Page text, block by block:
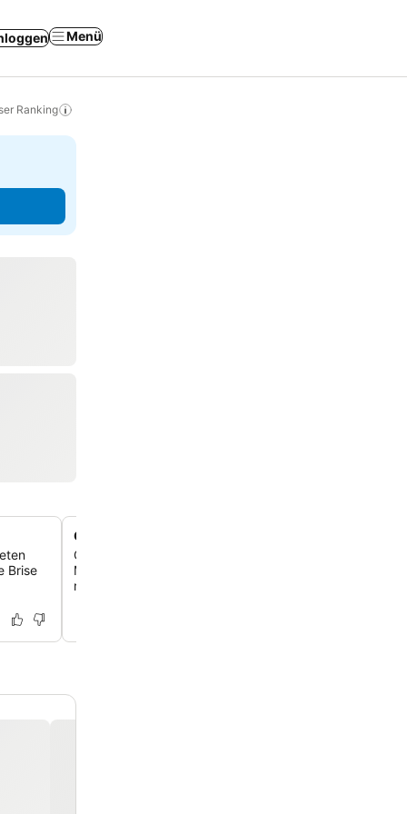
Menü
Ranking
Brise
Gastropub mit regionaler, saisonaler Speisekarte
Genieße hochwertige Hausmannskost zum Frühstück
Mittagessen im hauseigenen Gastropub, mit Gerichten
regionalen, saisonalen Zutaten.